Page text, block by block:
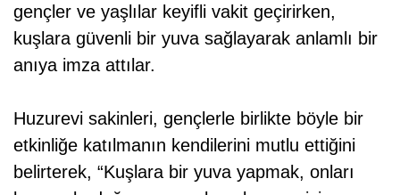
gençler ve yaşlılar keyifli vakit geçirirken,
kuşlara güvenli bir yuva sağlayarak anlamlı bir
anıya imza attılar.
Huzurevi sakinleri, gençlerle birlikte böyle bir
etkinliğe katılmanın kendilerini mutlu ettiğini
belirterek, “Kuşlara bir yuva yapmak, onları